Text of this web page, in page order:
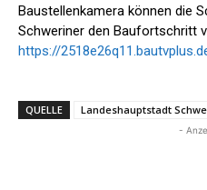
Baustellenkamera können die
Schweriner den Baufortschritt
https://
QUELLE Landeshauptstadt
-